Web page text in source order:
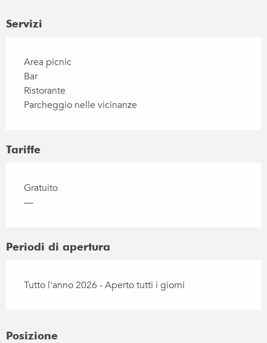
Servizi
Area picnic
Bar
Ristorante
Parcheggio nelle vicinanze
Tariffe
Gratuito
—
Periodi di apertura
Tutto l'anno 2026 - Aperto tutti i giorni
Posizione